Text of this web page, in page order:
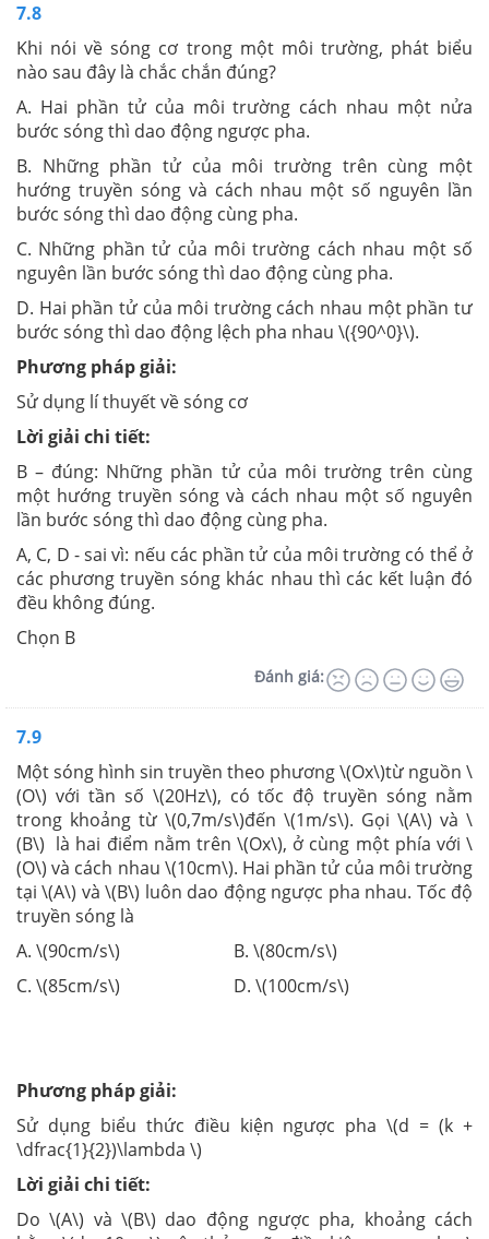
7.8
Khi nói về sóng cơ trong một môi trường, phát biểu
nào sau đây là chắc chắn đúng?
A. Hai phần tử của môi trường cách nhau một nửa
bước sóng thì dao động ngược pha.
B. Những phần tử của môi trường trên cùng một
hướng truyền sóng và cách nhau một số nguyên lần
bước sóng thì dao động cùng pha.
C. Những phần tử của môi trường cách nhau một số
nguyên lần bước sóng thì dao động cùng pha.
D. Hai phần tử của môi trường cách nhau một phần tư
bước sóng thì dao động lệch pha nhau \({90^0}\).
Phương pháp giải:
Sử dụng lí thuyết về sóng cơ
Lời giải chi tiết:
B – đúng: Những phần tử của môi trường trên cùng
một hướng truyền sóng và cách nhau một số nguyên
lần bước sóng thì dao động cùng pha.
A, C, D - sai vì: nếu các phần tử của môi trường có thể ở
các phương truyền sóng khác nhau thì các kết luận đó
đều không đúng.
Chọn B
Đánh giá:
7.9
Một sóng hình sin truyền theo phương \(Ox\)từ nguồn \
(O\) với tần số \(20Hz\), có tốc độ truyền sóng nằm
trong khoảng từ \(0,7m/s\)đến \(1m/s\). Gọi \(A\) và \
(B\) là hai điểm nằm trên \(Ox\), ở cùng một phía với \
(O\) và cách nhau \(10cm\). Hai phần tử của môi trường
tại \(A\) và \(B\) luôn dao động ngược pha nhau. Tốc độ
truyền sóng là
A. \(90cm/s\) B. \(80cm/s\)
C. \(85cm/s\) D. \(100cm/s\)
Phương pháp giải:
Sử dụng biểu thức điều kiện ngược pha \(d = (k +
\dfrac{1}{2})\lambda \)
Lời giải chi tiết:
Do \(A\) và \(B\) dao động ngược pha, khoảng cách